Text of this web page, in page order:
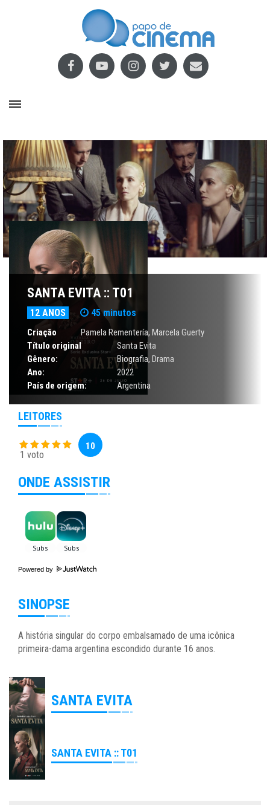
SANTA EVITA :: T01
12 ANOS 45 minutos
Criação
Pamela Rementería, Marcela Guerty
Título original
Santa Evita
Gênero:
Biografia, Drama
Ano:
2022
País de origem:
Argentina
LEITORES
1 voto
10
ONDE ASSISTIR
Powered by
SINOPSE
A história singular do corpo embalsamado de uma icônica
primeira-dama argentina escondido durante 16 anos.
SANTA EVITA
SANTA EVITA :: T01